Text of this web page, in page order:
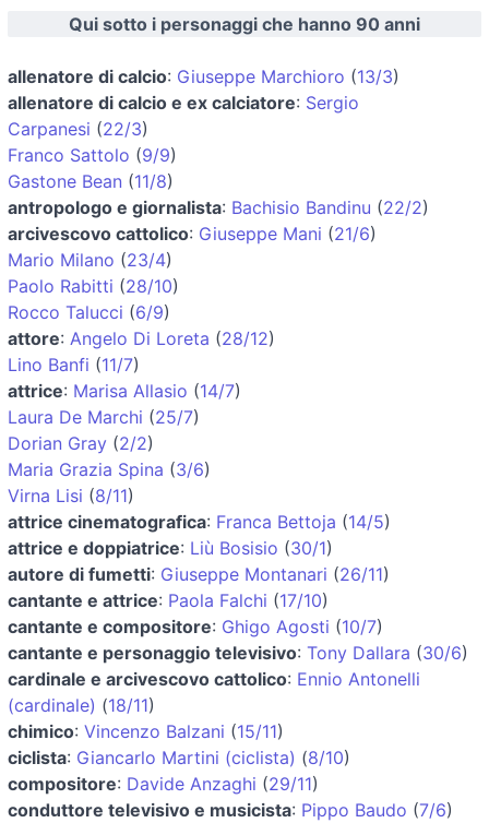
Qui sotto i personaggi che hanno 90 anni
allenatore di calcio: Giuseppe Marchioro (13/3)
allenatore di calcio e ex calciatore: Sergio
Carpanesi (22/3)
Franco Sattolo (9/9)
Gastone Bean (11/8)
antropologo e giornalista: Bachisio Bandinu (22/2)
arcivescovo cattolico: Giuseppe Mani (21/6)
Mario Milano (23/4)
Paolo Rabitti (28/10)
Rocco Talucci (6/9)
attore: Angelo Di Loreta (28/12)
Lino Banfi (11/7)
attrice: Marisa Allasio (14/7)
Laura De Marchi (25/7)
Dorian Gray (2/2)
Maria Grazia Spina (3/6)
Virna Lisi (8/11)
attrice cinematografica: Franca Bettoja (14/5)
attrice e doppiatrice: Liù Bosisio (30/1)
autore di fumetti: Giuseppe Montanari (26/11)
cantante e attrice: Paola Falchi (17/10)
cantante e compositore: Ghigo Agosti (10/7)
cantante e personaggio televisivo: Tony Dallara (30/6)
cardinale e arcivescovo cattolico: Ennio Antonelli
(cardinale) (18/11)
chimico: Vincenzo Balzani (15/11)
ciclista: Giancarlo Martini (ciclista) (8/10)
compositore: Davide Anzaghi (29/11)
conduttore televisivo e musicista: Pippo Baudo (7/6)